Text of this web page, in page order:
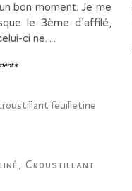
bon moment. Je me
le 3ème d’affilé,
ci ne…
Croustillant